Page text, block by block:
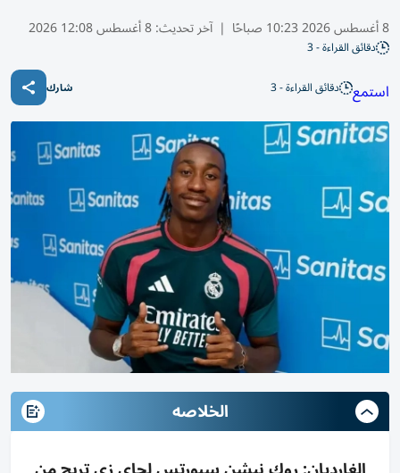
8 أغسطس 2026 10:23 صباحًا | آخر تحديث:8 أغسطس 12:08 2026
دقائق القراءة - 3
استمع دقائق القراءة - 3 شارك
الخلاصه